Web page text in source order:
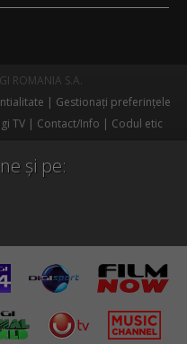
ROMANIA S.A.
Gestionați preferințele
TV Contact/Info Codul etic
și pe: